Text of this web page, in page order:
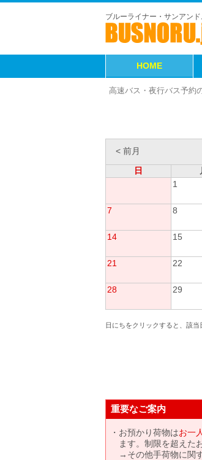
ブルーライナー・サンアン
HOME
高速バス・夜行バス予約
< 前月
日
1
7 8
14 15
21 22
28 29
日にちをクリックすると、該当
重要なご案内
お預かり荷物はお一
ます。制限を超えた
→その他手荷物に関